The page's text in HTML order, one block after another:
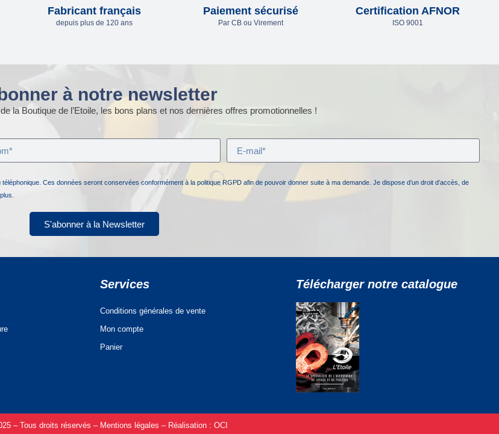
Fabricant français
depuis plus de 120 ans
Paiement sécurisé
Par CB ou Virement
Certification AFNOR
ISO 9001
à notre newsletter
la Boutique de l’Etoile, les bons plans et nos dernières offres promotionnelles !
Ces données seront conservées conformément à la politique RGPD afin de pouvoir donner suite à ma demande. Je dispose d’un droit d’accès, de
S'abonner à la Newsletter
Services
Conditions générales de vente
Mon compte
Panier
Télécharger notre catalogue
– Tous droits réservés – Mentions légales – Réalisation : OCI